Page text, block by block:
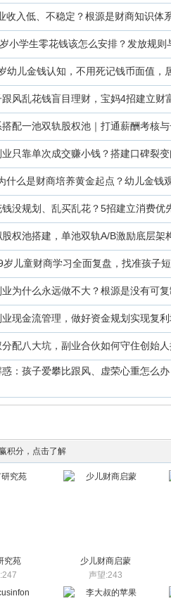
收入低、不稳定？根源是财商知识体
小学生零花钱该怎么安排？发放规则
幼儿金钱认知，不用死记钱币面值，
风乱花钱盲目理财，宝妈4招建立财
配一池双轨股权池｜打通薪酬考核
只靠单次成交赚小钱？搭建口碑裂
什么是财商培养黄金起点？幼儿金钱
没规划、乱买乱花？5招建立消费优
权池搭建，单池双轨A/B激励底层架
儿童财商学习全面复盘，找准孩子
为什么永远做不大？根源是没有可
现金流管理，做好资金规划实现复利
配八大坑，副业合伙如何守住创始
：孩子爱攀比跟风、虚荣心重怎么
究苑
少儿财商启蒙
声望:243